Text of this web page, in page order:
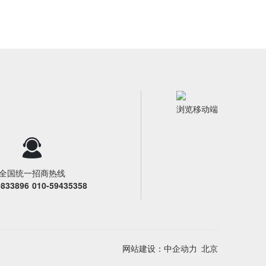
国统一招商热线
010-59435358
浏览移动端
网站建设：中企动力 北京